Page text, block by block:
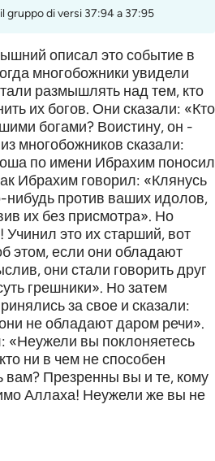
gruppo di versi 37:94 a 37:95
описал это событие в
многобожники увидели
размышлять над тем, кто
их богов. Они сказали: «Кто
богами? Воистину, он -
многобожников сказали:
по имени Ибрахим поносил
Ибрахим говорил: «Клянусь
против ваших идолов,
их без присмотра». Но
это их старший, вот
этом, если они обладают
они стали говорить друг
грешники». Но затем
за свое и сказали:
не обладают даром речи».
«Неужели вы поклоняетесь
ни в чем не способен
вам? Презренны вы и те, кому
Аллаха! Неужели же вы не